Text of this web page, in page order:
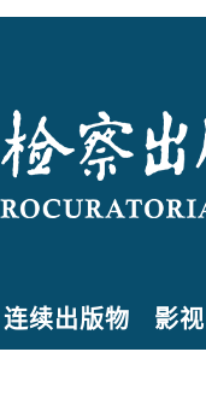
连续出版物 影